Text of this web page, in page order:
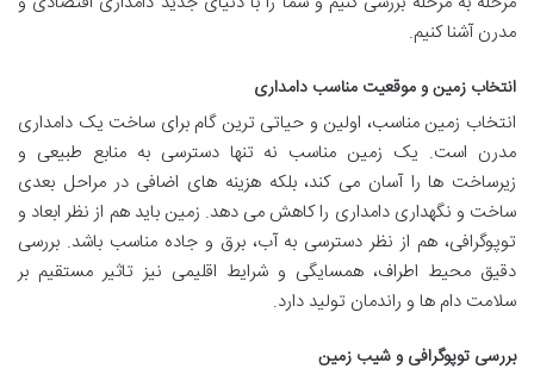
مدرن آشنا کنیم.
انتخاب زمین و موقعیت مناسب دامداری
انتخاب زمین مناسب، اولین و حیاتی ترین گام برای ساخت یک دامداری
مدرن است. یک زمین مناسب نه تنها دسترسی به منابع طبیعی و
زیرساخت ها را آسان می کند، بلکه هزینه های اضافی در مراحل بعدی
ساخت و نگهداری دامداری را کاهش می دهد. زمین باید هم از نظر ابعاد و
توپوگرافی، هم از نظر دسترسی به آب، برق و جاده مناسب باشد. بررسی
دقیق محیط اطراف، همسایگی و شرایط اقلیمی نیز تاثیر مستقیم بر
سلامت دام ها و راندمان تولید دارد.
بررسی توپوگرافی و شیب زمین